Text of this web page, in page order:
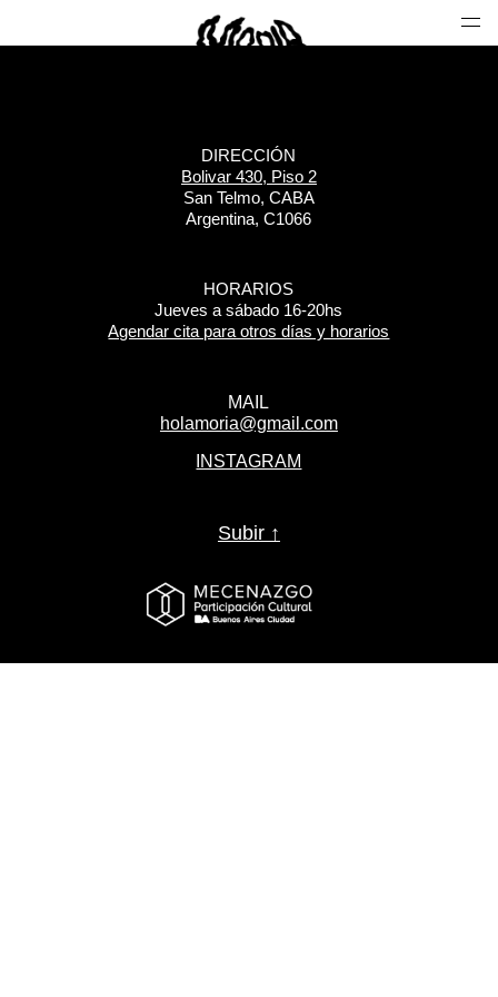
DIRECCIÓN
Bolivar 430, Piso 2
San Telmo, CABA
Argentina, C1066
HORARIOS
Jueves a sábado 16-20hs
Agendar cita para otros días y horarios
MAIL
holamoria@gmail.com
INSTAGRAM
Subir ↑